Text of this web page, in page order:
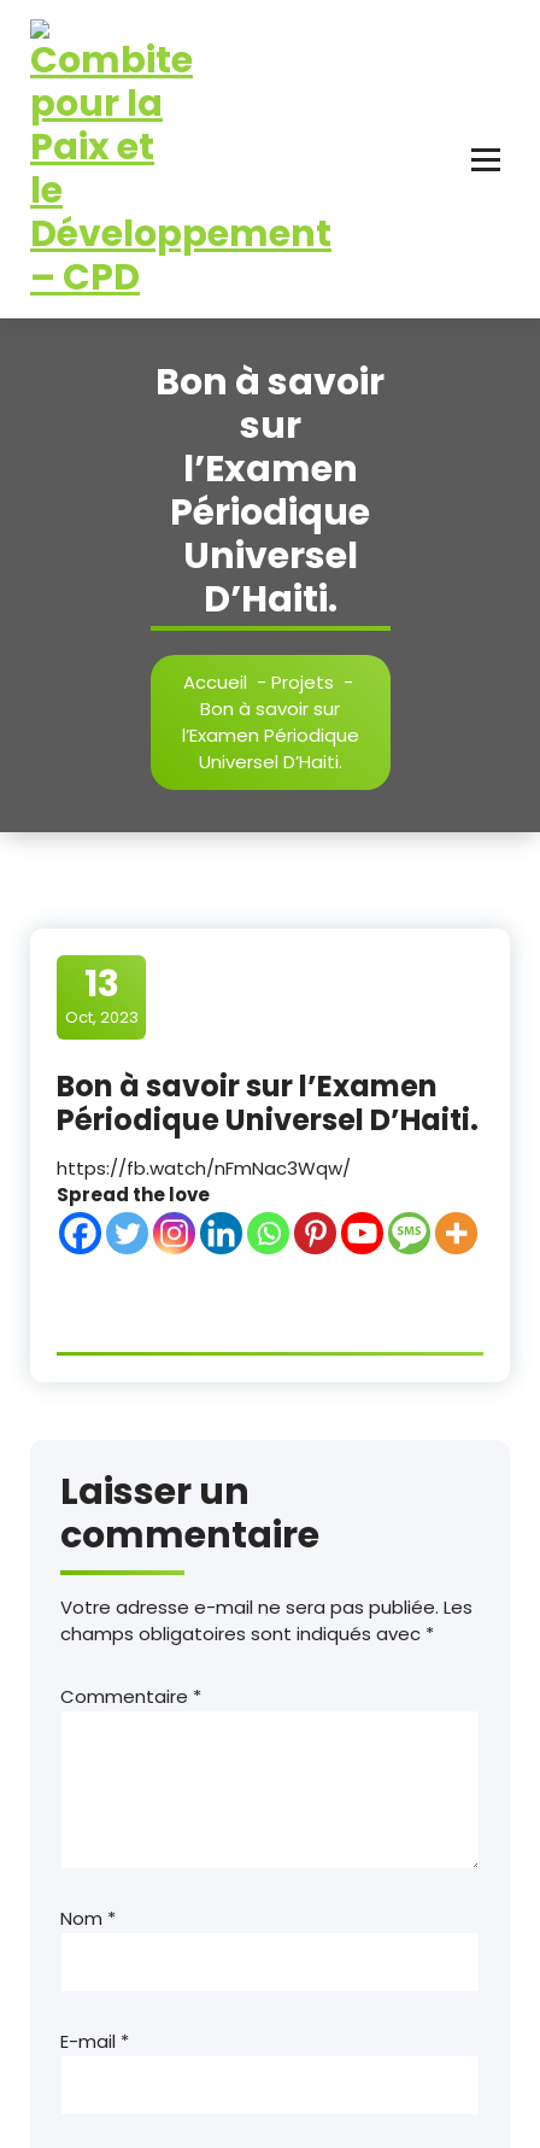
contenu
Bon à savoir
sur
l’Examen
Périodique
Universel
D’Haiti.
Accueil- Projets -
Bon à savoir sur
l’Examen Périodique
Universel D’Haiti.
13
Oct, 2023
Bon à savoir sur l’Examen
Périodique Universel D’Haiti.
https://fb.watch/nFmNac3Wqw/
Spread the love
Laisser un
commentaire
Votre adresse e-mail ne sera pas publiée. Les
champs obligatoires sont indiqués avec *
Commentaire *
Nom *
E-mail *